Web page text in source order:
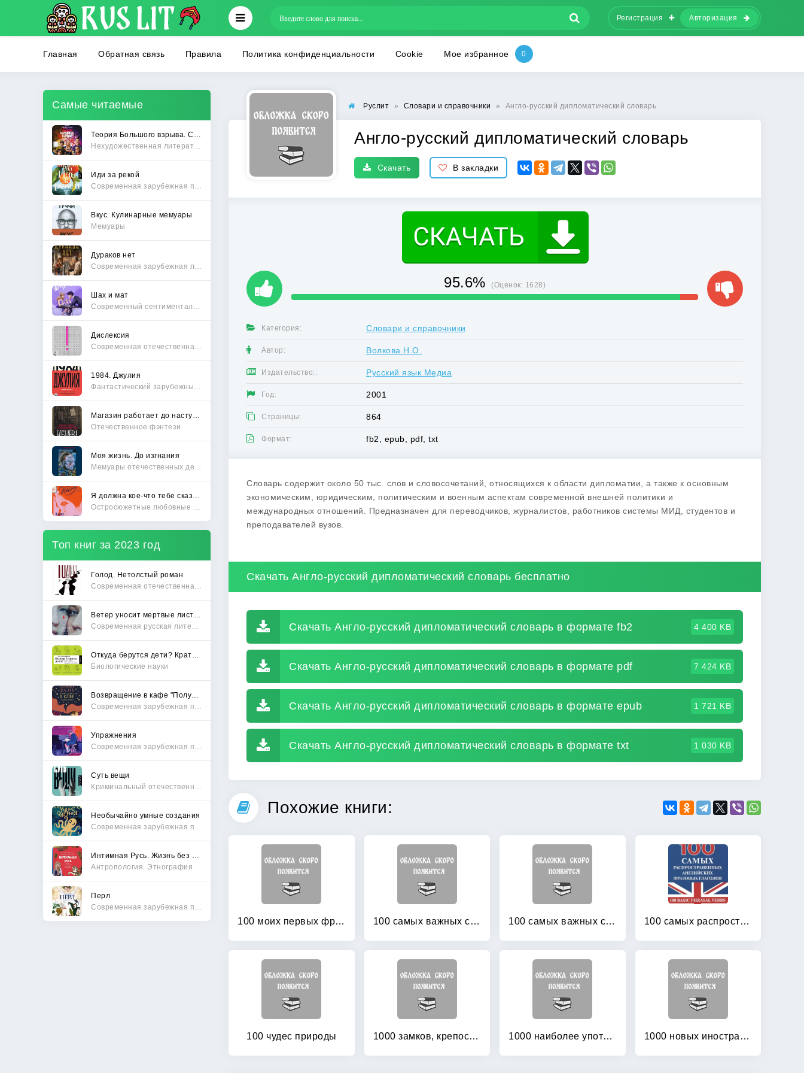
Регистрация Авторизация
Главная Обратная связь Правила Политика конфиденциальности Cookie Мое избранное
Самые читаемые
Иди за рекой
Вкус. Кулинарные мемуары
Мемуары
Дураков нет
Шах и мат
Дислексия
1984. Джулия
Отечественное фэнтези
Моя жизнь. До изгнания
Топ книг за 2023 год
Голод. Нетолстый роман
Биологические науки
Упражнения
Суть вещи
Необычайно умные создания
Антропология. Этнография
Перл
Руслит » Словари и справочники » Англо-русский дипломатический словарь
Англо-русский дипломатический словарь
Скачать В закладки
95.6% (Оценок: 1628)
Категория: Словари и справочники
Автор: Волкова Н.О.
Издательство:: Русский язык Медиа
Год: 2001
Страницы: 864
Формат: fb2, epub, pdf, txt
Словарь содержит около 50 тыс. слов и словосочетаний, относящихся к области дипломатии, а также к основным
экономическим, юридическим, политическим и военным аспектам современной внешней политики и
международных отношений. Предназначен для переводчиков, журналистов, работников системы МИД, студентов и
преподавателей вузов.
Скачать Англо-русский дипломатический словарь бесплатно
Скачать Англо-русский дипломатический словарь в формате fb2 4 400 KB
Скачать Англо-русский дипломатический словарь в формате pdf 7 424 KB
Скачать Англо-русский дипломатический словарь в формате epub 1 721 KB
Скачать Англо-русский дипломатический словарь в формате txt 1 030 KB
Похожие книги:
100 моих первых французских слов 100 самых важных слов английского языка 100 самых важных слов немецкого языка 100 самых распространенных английских фразовых глаголов
100 чудес природы 1000 замков, крепостей и дворцов 1000 наиболее употребительных слов английского языка: Американский вариант 1000 новых иностранных слов